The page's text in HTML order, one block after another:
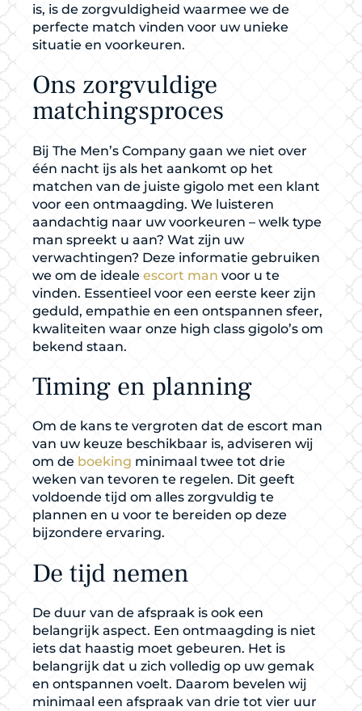
is, is de zorgvuldigheid waarmee we de
perfecte match vinden voor uw unieke
situatie en voorkeuren.
Ons zorgvuldige
matchingsproces
Bij The Men’s Company gaan we niet over
één nacht ijs als het aankomt op het
matchen van de juiste gigolo met een klant
voor een ontmaagding. We luisteren
aandachtig naar uw voorkeuren – welk type
man spreekt u aan? Wat zijn uw
verwachtingen? Deze informatie gebruiken
we om de ideale escort man voor u te
vinden. Essentieel voor een eerste keer zijn
geduld, empathie en een ontspannen sfeer,
kwaliteiten waar onze high class gigolo’s om
bekend staan.
Timing en planning
Om de kans te vergroten dat de escort man
van uw keuze beschikbaar is, adviseren wij
om de boeking minimaal twee tot drie
weken van tevoren te regelen. Dit geeft
voldoende tijd om alles zorgvuldig te
plannen en u voor te bereiden op deze
bijzondere ervaring.
De tijd nemen
De duur van de afspraak is ook een
belangrijk aspect. Een ontmaagding is niet
iets dat haastig moet gebeuren. Het is
belangrijk dat u zich volledig op uw gemak
en ontspannen voelt. Daarom bevelen wij
minimaal een afspraak van drie tot vier uur